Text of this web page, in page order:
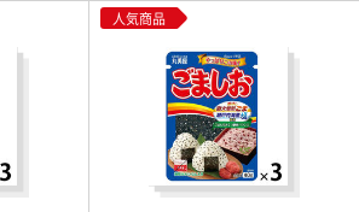
人気商品